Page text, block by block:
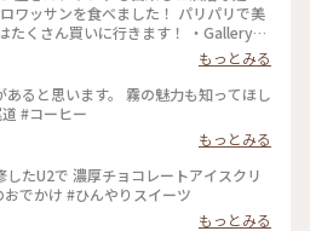
ワッサンを食べました！ パリパリで美
たくさん買いに行きます！ ・Gallery
が大好きなので飲みました🍋！ 美味し
柑橘系のジュースがあって、お店もお洒
ロープウェイで登って、展望台からの
てから、ロープウェイまでがいい運動
ので、次回はお腹をすかして行きます〜
もっとみる
ると思います。 霧の魅力も知ってほし
#コーヒー
もっとみる
したU2で 濃厚チョコレートアイスクリ
でかけ #ひんやりスイーツ
もっとみる